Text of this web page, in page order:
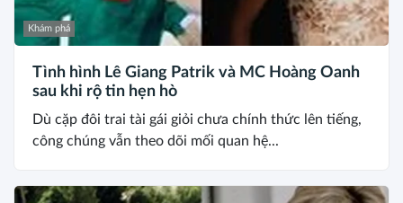
Khám phá
Tình hình Lê Giang Patrik và MC Hoàng Oanh
sau khi rộ tin hẹn hò
Dù cặp đôi trai tài gái giỏi chưa chính thức lên tiếng,
công chúng vẫn theo dõi mối quan hệ...